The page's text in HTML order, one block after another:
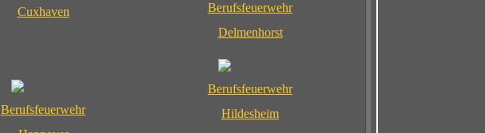
Cuxhaven
Berufsfeuerwehr
Delmenhorst
Berufsfeuerwehr
Berufsfeuerwehr
Hildesheim